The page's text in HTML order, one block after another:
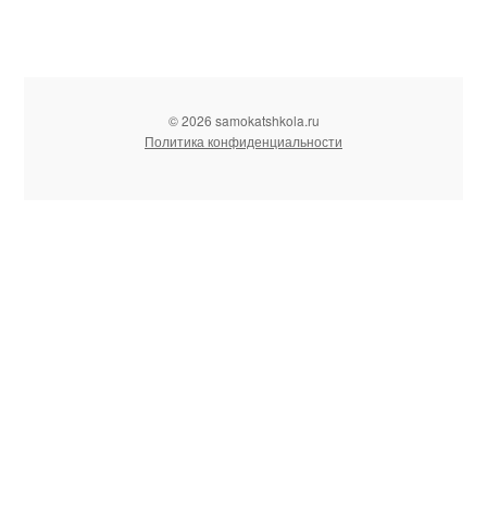
© 2026 samokatshkola.ru
Политика конфиденциальности